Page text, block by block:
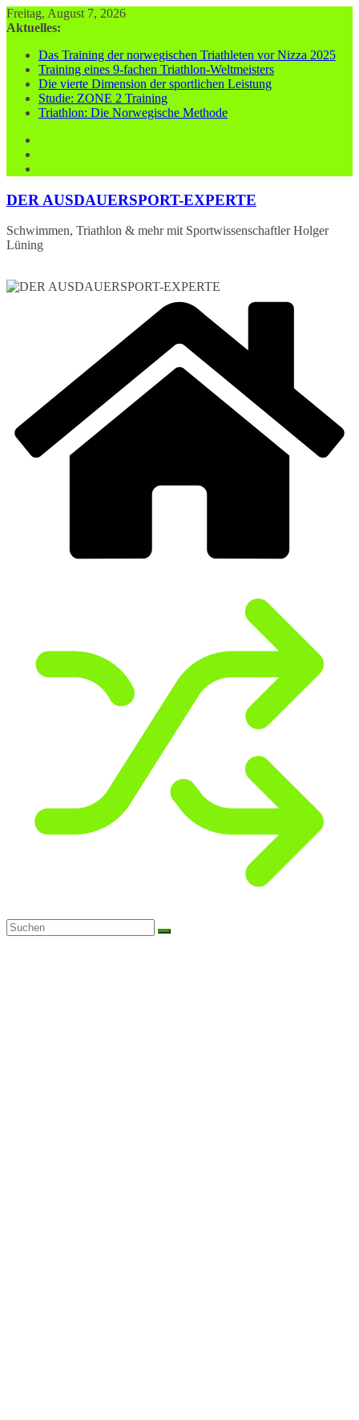
Zum
Inhalt
Freitag, August 7, 2026
Aktuelles:
Das Training der norwegischen Triathleten vor Nizza 2025
Training eines 9-fachen Triathlon-Weltmeisters
Die vierte Dimension der sportlichen Leistung
Studie: ZONE 2 Training
Triathlon: Die Norwegische Methode
DER AUSDAUERSPORT-EXPERTE
Schwimmen, Triathlon & mehr mit Sportwissenschaftler Holger
Lüning